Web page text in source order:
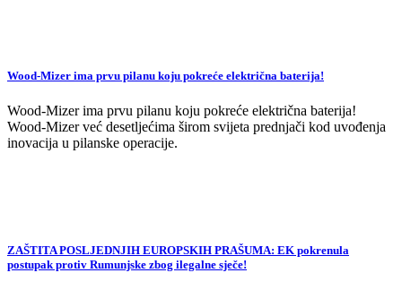
Wood-Mizer ima prvu pilanu koju pokreće električna baterija!
Wood-Mizer ima prvu pilanu koju pokreće električna baterija!
Wood-Mizer već desetljećima širom svijeta prednjači kod uvođenja
inovacija u pilanske operacije.
ZAŠTITA POSLJEDNJIH EUROPSKIH PRAŠUMA: EK pokrenula
postupak protiv Rumunjske zbog ilegalne sječe!